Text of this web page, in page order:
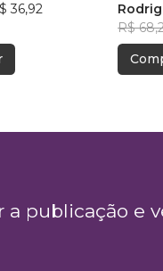
36,92
R$
a publicação e